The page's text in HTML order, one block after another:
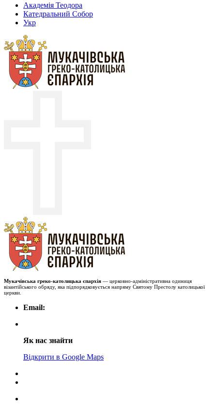
Академія Теодора
Катедральний Собор
Укр
Мукачівська греко-католицька єпархія — церковно-адміністративна одиниця
візантійського обряду, яка підпорядковується напряму Святому Престолу католицької
церкви.
Email:
Як нас знайти
Відкрити в Google Maps